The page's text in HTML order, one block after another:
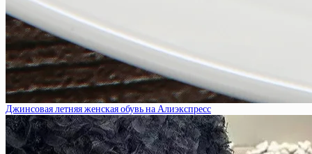
Джинсовая летняя женская обувь на Алиэкспресс